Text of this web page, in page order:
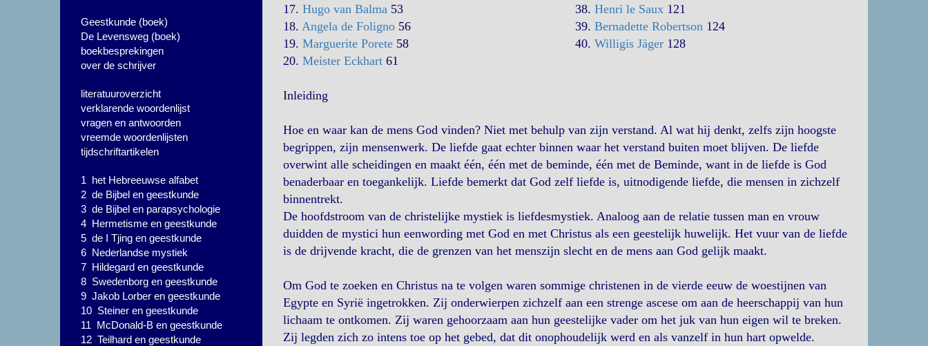
Geestkunde (boek)
De Levensweg (boek)
boekbesprekingen
over de schrijver
literatuuroverzicht
verklarende woordenlijst
vragen en antwoorden
vreemde woordenlijsten
tijdschriftartikelen
1 het Hebreeuwse alfabet
2 de Bijbel en geestkunde
3 de Bijbel en parapsychologie
4 Hermetisme en geestkunde
5 de I Tjing en geestkunde
6 Nederlandse mystiek
7 Hildegard en geestkunde
8 Swedenborg en geestkunde
9 Jakob Lorber en geestkunde
10 Steiner en geestkunde
11 McDonald-B en geestkunde
12 Teilhard en geestkunde
17. Hugo van Balma53
18. Angela de Foligno56
19. Marguerite Porete58
20. Meister Eckhart61
38.Henri le Saux 121
39.Bernadette Robertson 124
40.Willigis Jäger 128
Inleiding
Hoe en waar kan de mens God vinden? Niet met behulp van zijn verstand. Al wat hij denkt, zelfs zijn hoogste
begrippen, zijn mensenwerk. De liefde gaat echter binnen waar het verstand buiten moet blijven. De liefde
overwint alle scheidingen en maakt één, één met de beminde, één met de Beminde, want in de liefde is God
benaderbaar en toegankelijk. Liefde bemerkt dat God zelf liefde is, uitnodigende liefde, die mensen in zichzelf
binnentrekt.
De hoofdstroom van de christelijke mystiek is liefdesmystiek. Analoog aan de relatie tussen man en vrouw
duidden de mystici hun eenwording met God en met Christus als een geestelijk huwelijk. Het vuur van de liefde
is de drijvende kracht, die de grenzen van het menszijn slecht en de mens aan God gelijk maakt.
Om God te zoeken en Christus na te volgen waren sommige christenen in de vierde eeuw de woestijnen van
Egypte en Syrië ingetrokken. Zij onderwierpen zichzelf aan een strenge ascese om aan de heerschappij van hun
lichaam te ontkomen. Zij waren gehoorzaam aan hun geestelijke vader om het juk van hun eigen wil te breken.
Zij legden zich zo intens toe op het gebed, dat dit onophoudelijk werd en als vanzelf in hun hart opwelde.